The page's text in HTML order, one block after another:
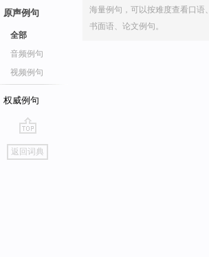
原声例句
全部
音频例句
视频例句
权威例句
go
top
返回词典
海量例句，可以按难度查看口语、
书面语、论文例句。